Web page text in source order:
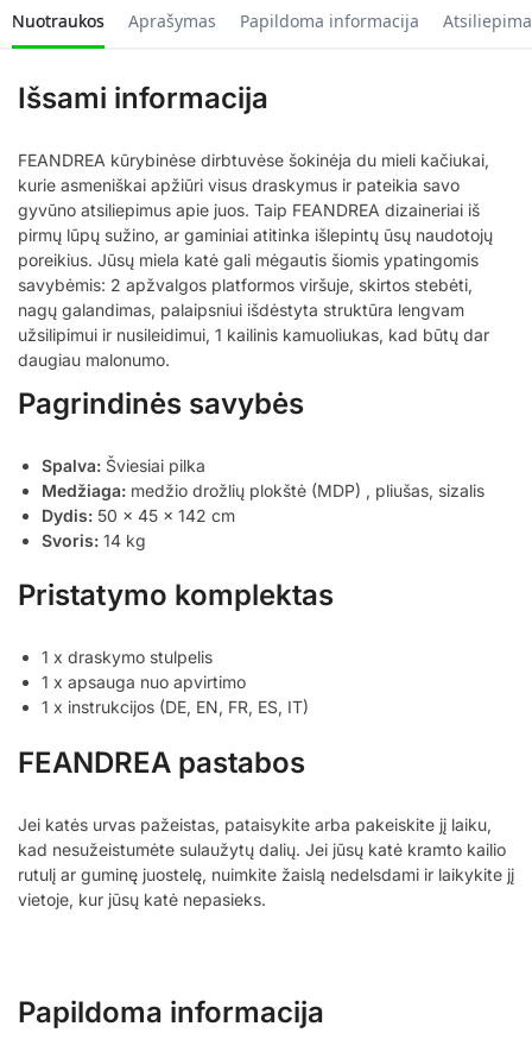
Nuotraukos Aprašymas Papildoma informacija
Išsami informacija
FEANDREA kūrybinėse dirbtuvėse šokinėja du mieli kačiukai,
kurie asmeniškai apžiūri visus draskymus ir pateikia savo
gyvūno atsiliepimus apie juos. Taip FEANDREA dizaineriai iš
pirmų lūpų sužino, ar gaminiai atitinka išlepintų ūsų naudotojų
poreikius. Jūsų miela katė gali mėgautis šiomis ypatingomis
savybėmis: 2 apžvalgos platformos viršuje, skirtos stebėti,
nagų galandimas, palaipsniui išdėstyta struktūra lengvam
užsilipimui ir nusileidimui, 1 kailinis kamuoliukas, kad būtų dar
daugiau malonumo.
Pagrindinės savybės
Spalva: Šviesiai pilka
Medžiaga: medžio drožlių plokštė (MDP) , pliušas, sizalis
Dydis: 50 x 45 x 142 cm
Svoris: 14 kg
Pristatymo komplektas
1 x draskymo stulpelis
1 x apsauga nuo apvirtimo
1 x instrukcijos (DE, EN, FR, ES, IT)
FEANDREA pastabos
Jei katės urvas pažeistas, pataisykite arba pakeiskite jį laiku,
kad nesužeistumėte sulaužytų dalių. Jei jūsų katė kramto kailio
rutulį ar guminę juostelę, nuimkite žaislą nedelsdami ir laikykite jį
vietoje, kur jūsų katė nepasieks.
Papildoma informacija